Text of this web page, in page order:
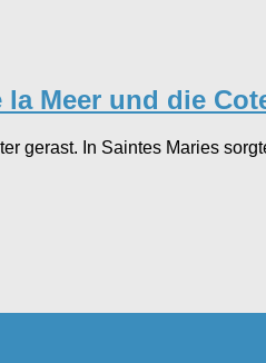
Meer und die
gerast. In Saintes Maries